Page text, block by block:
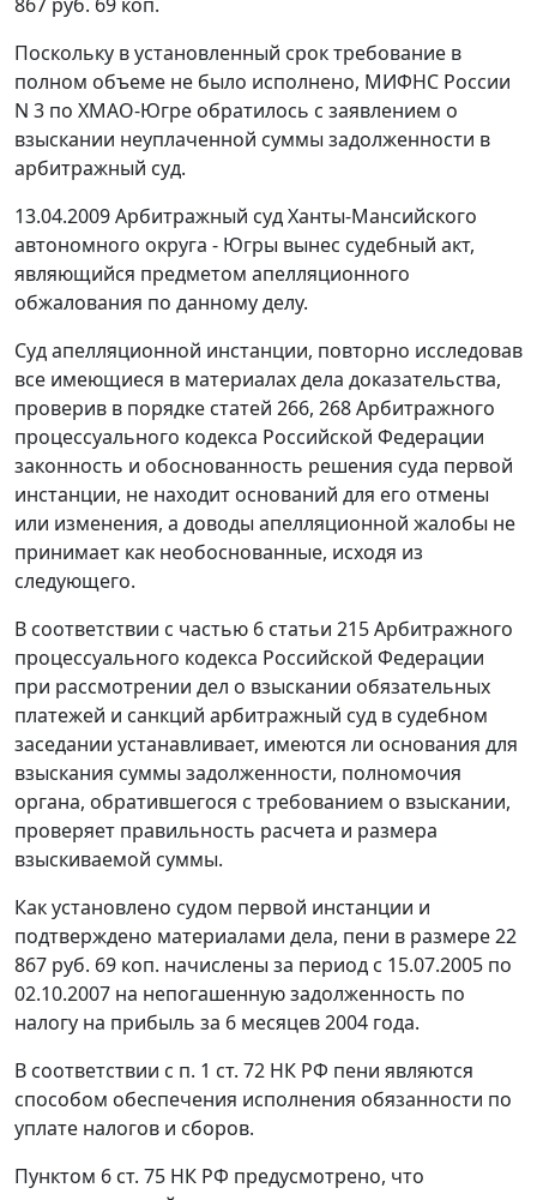
867 руб. 69 коп.
Поскольку в установленный срок требование в
полном объеме не было исполнено, МИФНС России
N 3 по ХМАО-Югре обратилось с заявлением о
взыскании неуплаченной суммы задолженности в
арбитражный суд.
13.04.2009 Арбитражный суд Ханты-Мансийского
автономного округа - Югры вынес судебный акт,
являющийся предметом апелляционного
обжалования по данному делу.
Суд апелляционной инстанции, повторно исследовав
все имеющиеся в материалах дела доказательства,
проверив в порядке статей 266, 268Арбитражного
процессуального кодекса Российской Федерации
законность и обоснованность решения суда первой
инстанции, не находит оснований для его отмены
или изменения, а доводы апелляционной жалобы не
принимает как необоснованные, исходя из
следующего.
В соответствии с частью 6 статьи 215Арбитражного
процессуального кодекса Российской Федерации
при рассмотрении дел о взыскании обязательных
платежей и санкций арбитражный суд в судебном
заседании устанавливает, имеются ли основания для
взыскания суммы задолженности, полномочия
органа, обратившегося с требованием о взыскании,
проверяет правильность расчета и размера
взыскиваемой суммы.
Как установлено судом первой инстанции и
подтверждено материалами дела, пени в размере 22
867 руб. 69 коп. начислены за период с 15.07.2005 по
02.10.2007 на непогашенную задолженность по
налогу на прибыль за 6 месяцев 2004 года.
В соответствии с п. 1 ст. 72 НК РФ пени являются
способом обеспечения исполнения обязанности по
уплате налогов и сборов.
Пунктом 6 ст. 75 НК РФ предусмотрено, что